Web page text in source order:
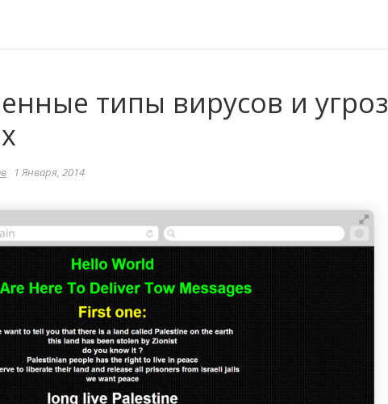
типы вирусов и угроз
1 Января, 2014